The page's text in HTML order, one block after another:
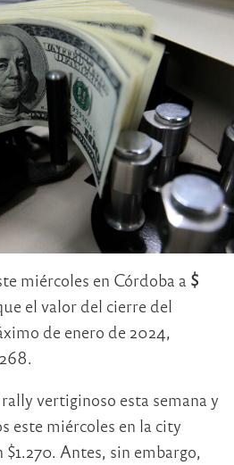
miércoles en Córdoba a $
el valor del cierre del
de enero de 2024,
vertiginoso esta semana y
este miércoles en la city
Antes, sin embargo,